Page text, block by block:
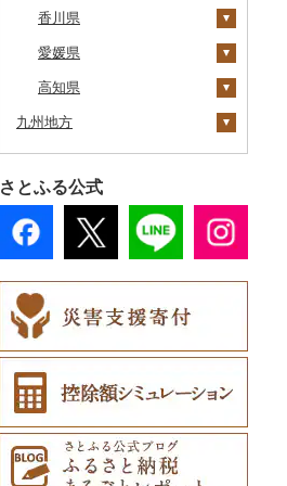
広尾町
中札内村
滝川市
比布町
鶴居村
釧路市
苫前町
当別町
占冠村
上士幌町
七飯町
北見市
登別市
鰺ヶ沢町
むつ市
田舎館村
青森県（県庁）
三沢市
西目屋村
大船渡市
山田町
大槌町
松島町
大和町
大郷町
南三陸町
仙台市
大河原町
角田市
涌谷町
真室川町
寒河江市
西川町
高畠町
山形市
三川町
大江町
米沢市
鮫川村
福島市
新地町
葛尾村
三島町
桑折町
矢吹町
国見町
喜多方市
会津若松市
大熊町
浅川町
城里町
水戸市
鉾田市
桜川市
石岡市
茨城県（県庁）
坂東市
小美玉市
大子町
阿見町
那珂市
筑西市
嬬恋村
草津町
高崎市
群馬県（県庁）
大泉町
長野原町
中之条町
宮代町
吉見町
東松山市
入間市
志木市
北本市
桶川市
加須市
八潮市
さいたま市
鴻巣市
嵐山町
一宮町
佐倉市
木更津市
茂原市
野田市
山武市
鴨川市
印西市
船橋市
白井市
成田市
富津市
日の出町
板橋区
渋谷区
千代田区
新宿区
江東区
青梅市
国立市
福生市
文京区
大田区
豊島区
箱根町
横浜市
茅ヶ崎市
川崎市
厚木市
海老名市
相模原市
座間市
刈羽村
湯沢町
新潟市
甲府市
甲州市
丹波山村
豊丘村
売木村
小諸市
木曽町
箕輪町
駒ヶ根市
王滝村
千曲市
茅野市
阿智村
小川村
宮田村
御嵩町
海津市
関ケ原町
七宗町
笠松町
東白川村
土岐市
岐阜県（県庁）
多治見市
恵那市
白川町
各務原市
小山町
森町
川根本町
富士市
御前崎市
東伊豆町
西伊豆町
清水町
松崎町
磐田市
三島市
静岡県（県庁）
弥富市
東海市
新城市
春日井市
瀬戸市
大府市
半田市
あま市
小牧市
長久手市
豊川市
尾張旭市
和束町
八幡市
京田辺市
向日市
大阪府（府庁）
吹田市
河南町
和泉市
高槻市
豊中市
箕面市
太子町
千早赤阪村
摂津市
島本町
高石市
猪名川町
尼崎市
加西市
宝塚市
淡路市
丹波篠山市
香美町
芦屋市
川西市
赤穂市
相生市
姫路市
御所市
上牧町
明日香村
吉野町
奈良市
大和郡山市
野迫川村
葛城市
生駒市
五條市
香芝市
桜井市
由良町
すさみ町
日高町
有田川町
印南町
和歌山県（県庁）
みなべ町
かつらぎ町
北山村
倉敷市
矢掛町
鏡野町
香川県
高松市
直島町
さぬき市
多度津町
三豊市
観音寺市
宇多津町
香川県（県庁）
三木町
まんのう町
琴平町
愛媛県
今治市
鬼北町
西予市
八幡浜市
久万高原町
上島町
愛南町
伊予市
松山市
西条市
高知県
香美市
馬路村
芸西村
須崎市
日高村
黒潮町
奈半利町
土佐市
津野町
九州地方
福岡県
那珂川市
添田町
大刀洗町
苅田町
春日市
上毛町
中間市
佐賀県
嬉野市
佐賀県（県庁）
江北町
多久市
伊万里市
神埼市
長崎県
松浦市
諫早市
長与町
対馬市
長崎県（県庁）
熊本県
湯前町
菊池市
山江村
宇城市
大分県
九重町
竹田市
別府市
中津市
宮崎県
宮崎市
木城町
川南町
指宿市
龍郷町
中種子町
沖縄県
うるま市
嘉手納町
さとふる公式